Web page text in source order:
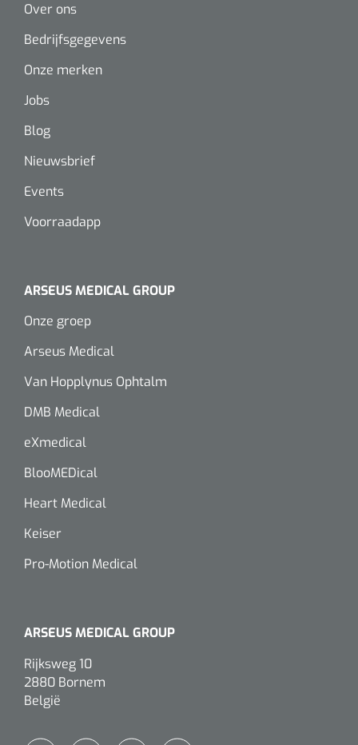
Over ons
Bedrijfsgegevens
Onze merken
Jobs
Blog
Nieuwsbrief
Events
Voorraadapp
ARSEUS MEDICAL GROUP
Onze groep
Arseus Medical
Van Hopplynus Ophtalm
DMB Medical
eXmedical
BlooMEDical
Heart Medical
Keiser
Pro-Motion Medical
ARSEUS MEDICAL GROUP
Rijksweg 10
2880 Bornem
België